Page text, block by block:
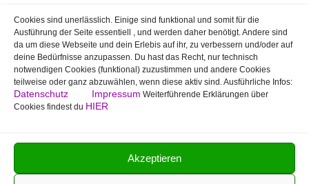
Cookies sind unerlässlich. Einige sind funktional und somit für die
Ausführung der Seite essentiell , und werden daher benötigt. Andere sind
da um diese Webseite und dein Erlebis auf ihr, zu verbessern und/oder auf
deine Bedürfnisse anzupassen. Du hast das Recht, nur technisch
notwendigen Cookies (funktional) zuzustimmen und andere Cookies
teilweise oder ganz abzuwählen, wenn diese aktiv sind. Ausführliche Infos:
Datenschutz Impressum Weiterführende Erklärungen über
Cookies findest du HIER
Akzeptieren
S&S Informatik GmbH
Ihr Partner für zukunftsorientierte Informatik
Swiss-skymodel
opens your eyes
St. Gallen Info
tmas.ch